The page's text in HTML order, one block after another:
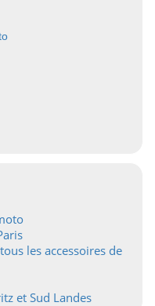
les accessoires de
et Sud Landes